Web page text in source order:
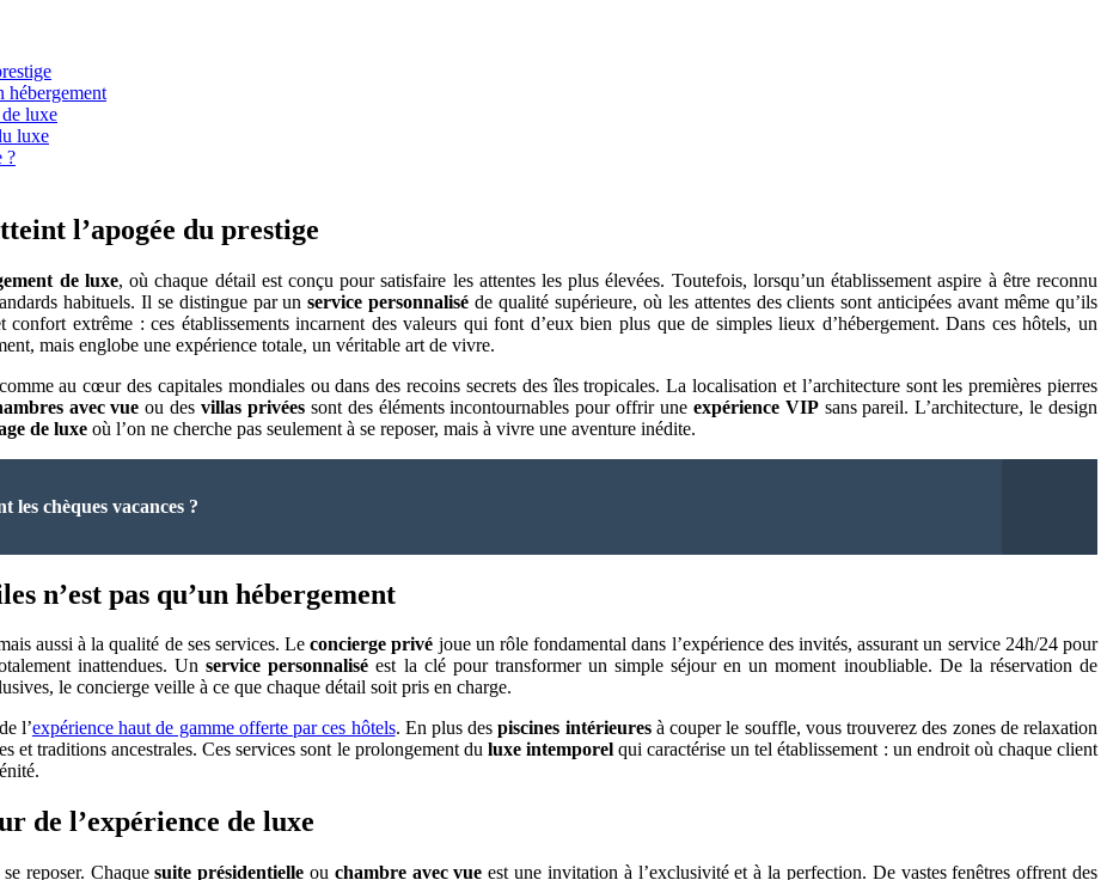
hébergement
luxe
luxe
?
l’apogée du prestige
de luxe, où chaque détail est conçu pour satisfaire les attentes les plus élevées. Toutefois, lorsqu’un établissement aspire à être reconnu
habituels. Il se distingue par unservice personnalisé de qualité supérieure, où les attentes des clients sont anticipées avant même qu’ils
confort extrême : ces établissements incarnent des valeurs qui font d’eux bien plus que de simples lieux d’hébergement. Dans ces hôtels, un
mais englobe une expérience totale, un véritable art de vivre.
au cœur des capitales mondiales ou dans des recoins secrets des îles tropicales. La localisation et l’architecture sont les premières pierres
avec vue ou desvillas privéessont des éléments incontournables pour offrir une expérience VIPsans pareil. L’architecture, le design
de luxe où l’on ne cherche pas seulement à se reposer, mais à vivre une aventure inédite.
les chèques vacances ?
n’est pas qu’un hébergement
aussi à la qualité de ses services. Leconcierge privé joue un rôle fondamental dans l’expérience des invités, assurant un service 24h/24 pour
inattendues. Unservice personnalisé est la clé pour transformer un simple séjour en un moment inoubliable. De la réservation de
le concierge veille à ce que chaque détail soit pris en charge.
l’expérience haut de gamme offerte par ces hôtels. En plus despiscines intérieuresà couper le souffle, vous trouverez des zones de relaxation
et traditions ancestrales. Ces services sont le prolongement du luxe intemporelqui caractérise un tel établissement : un endroit où chaque client
de l’expérience de luxe
reposer. Chaquesuite présidentielle ou chambre avec vue est une invitation à l’exclusivité et à la perfection. De vastes fenêtres offrent des